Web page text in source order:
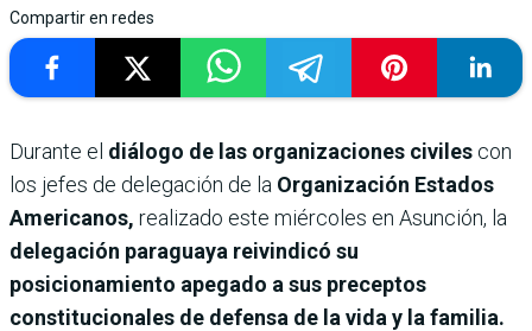
Compartir en redes
Durante el diálogo de las organizaciones civiles con
los jefes de delegación de la Organización Estados
Americanos, realizado este miércoles en Asunción, la
delegación paraguaya reivindicó su
posicionamiento apegado a sus preceptos
constitucionales de defensa de la vida y la familia.